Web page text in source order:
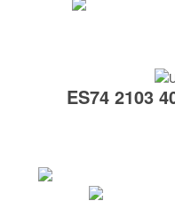
ES74 2103